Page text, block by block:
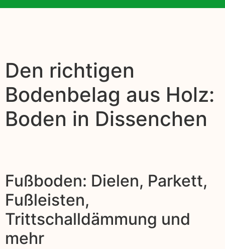
Den richtigen
Bodenbelag aus Holz:
Boden in Dissenchen
Fußboden: Dielen, Parkett,
Fußleisten,
Trittschalldämmung und
mehr